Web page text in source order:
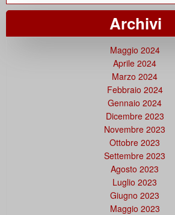
Archivi
Maggio 2024
Aprile 2024
Marzo 2024
Febbraio 2024
Gennaio 2024
Dicembre 2023
Novembre 2023
Ottobre 2023
Settembre 2023
Agosto 2023
Luglio 2023
Giugno 2023
Maggio 2023